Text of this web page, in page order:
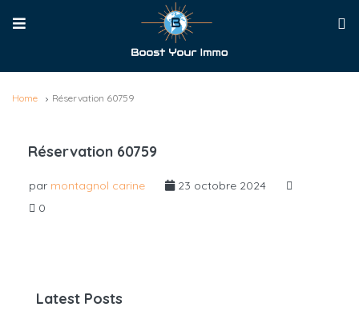
Home Réservation 60759
Réservation 60759
par montagnol carine
23 octobre 2024
0
Latest Posts